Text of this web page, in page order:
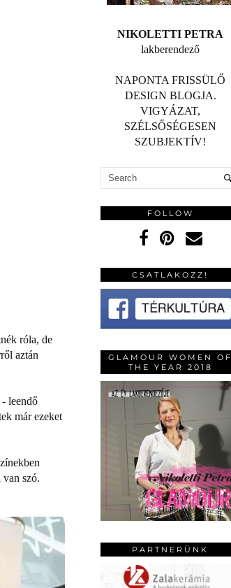
róla, de
aztán
leendő
már ezeket
szó.
NIKOLETTI PETRA
lakberendező
NAPONTA FRISSÜLŐ
DESIGN BLOGJA.
VIGYÁZAT,
SZÉLSŐSÉGESEN
SZUBJEKTÍV!
FOLLOW
CSATLAKOZZ!
GLAMOUR WOMEN OF
THE YEAR 2018
PARTNERÜNK